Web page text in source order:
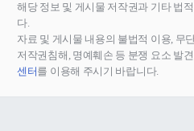
해당 정보 및 게시물 저작권과 기타 법
다.
자료 및 게시물 내용의 불법적 이용, 무
저작권침해, 명예훼손 등 분쟁 요소 발
센터를 이용해 주시기 바랍니다.